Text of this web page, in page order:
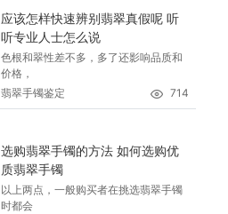
应该怎样快速辨别翡翠真假呢 听
听专业人士怎么说
色根和翠性差不多，多了还影响品质和
价格，
翡翠手镯鉴定
714
选购翡翠手镯的方法 如何选购优
质翡翠手镯
以上两点，一般购买者在挑选翡翠手镯
时都会